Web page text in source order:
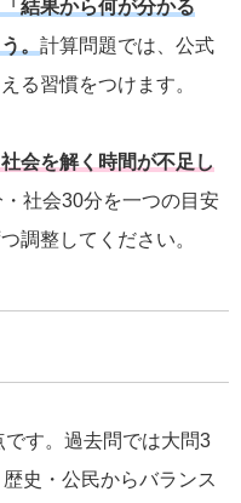
結果から何が分かる
。 計算問題では、公式
る習慣をつけます。
会を解く時間が不足し
社会30分を一つの目安
調整してください。
す。過去問では大問3
史・公民からバランス